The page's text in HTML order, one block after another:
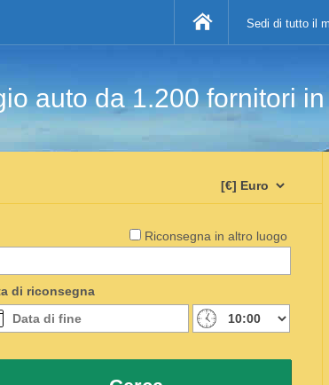
Sedi di tutto il
auto da 1.200 fornitori
Riconsegna in altro luogo
di riconsegna